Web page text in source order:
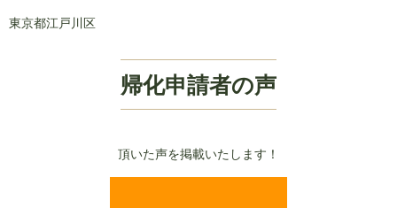
東京都江戸川区
帰化申請者の声
頂いた声を掲載いたします！